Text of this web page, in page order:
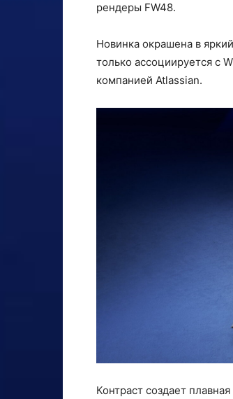
рендеры FW48.
Новинка окрашена в
только ассоциируется с
компанией Atlassian.
Контраст создает